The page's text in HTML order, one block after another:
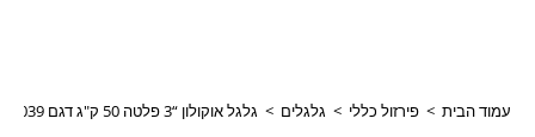
עמוד הבית > פירזול כללי > גלגלים > גלגל אוקולון “3 פלטה 50 ק"ג דגם 15039